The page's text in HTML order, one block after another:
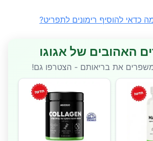
כדאי להוסיף רימונים לתפריט?
האהובים של אגוגו
את בריאותם - הצטרפו גם!